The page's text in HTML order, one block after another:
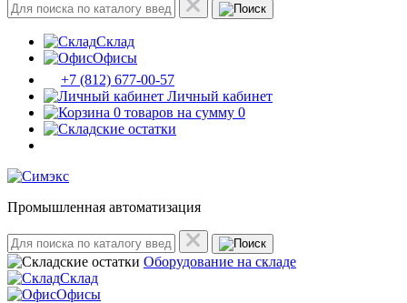
Склад
Офисы
+7 (812) 677-00-57
Личный кабинет
0 товаров на сумму 0
Промышленная автоматизация
Оборудование на складе
Склад
Офисы